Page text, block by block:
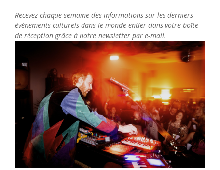
Recevez chaque semaine des informations sur les derniers
événements culturels dans le monde entier dans votre boîte
de réception grâce à notre newsletter par e-mail.